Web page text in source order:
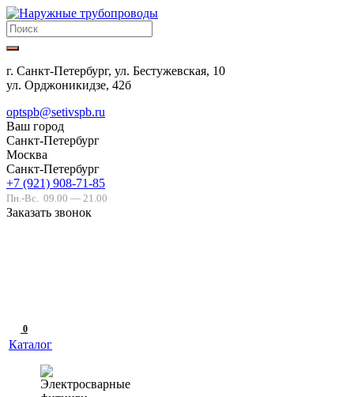
г. Санкт-Петербург, ул. Бестужевская, 10
ул. Орджоникидзе, 42б
optspb@setivspb.ru
Ваш город
Санкт-Петербург
Москва
Санкт-Петербург
+7 (921) 908-71-85
Пн.-Вс. 09.00 — 21.00
Заказать звонок
0
Каталог